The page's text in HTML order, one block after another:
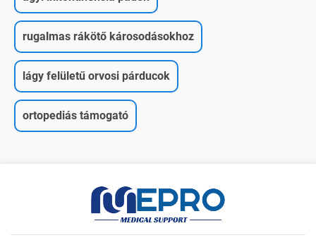
rugalmas rákötő károsodásokhoz
lágy felületű orvosi párducok
ortopediás támogató